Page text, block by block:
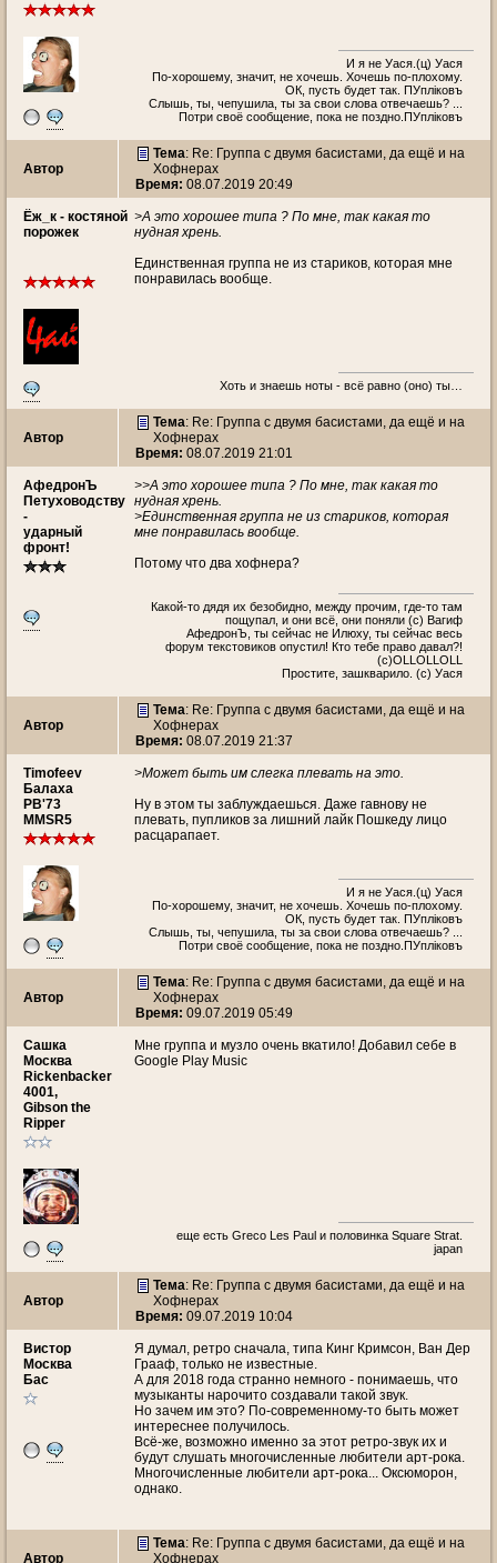
И я не Уася.(ц) Уася
По-хорошему, значит, не хочешь. Хочешь по-плохому.
ОК, пусть будет так. ПУплiковъ
Слышь, ты, чепушила, ты за свои слова отвечаешь? ...
Потри своё сообщение, пока не поздно.ПУплiковъ
Автор
Тема: Re: Группа с двумя басистами, да ещё и на
Хофнерах
Время: 08.07.2019 20:49
Ёж_к - костяной
порожек
>А это хорошее типа ? По мне, так какая то
нудная хрень.
Единственная группа не из стариков, которая мне
понравилась вообще.
Хоть и знаешь ноты - всё равно (оно) ты…
Автор
Тема: Re: Группа с двумя басистами, да ещё и на
Хофнерах
Время: 08.07.2019 21:01
АфедронЪ
Петуховодству
-
ударный
фронт!
>>А это хорошее типа ? По мне, так какая то
нудная хрень.
>Единственная группа не из стариков, которая
мне понравилась вообще.
Потому что два хофнера?
Какой-то дядя их безобидно, между прочим, где-то там
пощупал, и они всё, они поняли (с) Вагиф
АфедронЪ, ты сейчас не Илюху, ты сейчас весь
форум текстовиков опустил! Кто тебе право давал?!
(с)ОLLOLLOLL
Простите, зашкварило. (с) Уася
Автор
Тема: Re: Группа с двумя басистами, да ещё и на
Хофнерах
Время: 08.07.2019 21:37
Timofeev
Балаха
PB'73
MMSR5
>Может быть им слегка плевать на это.
Ну в этом ты заблуждаешься. Даже гавнову не
плевать, пупликов за лишний лайк Пошкеду лицо
расцарапает.
И я не Уася.(ц) Уася
По-хорошему, значит, не хочешь. Хочешь по-плохому.
ОК, пусть будет так. ПУплiковъ
Слышь, ты, чепушила, ты за свои слова отвечаешь? ...
Потри своё сообщение, пока не поздно.ПУплiковъ
Автор
Тема: Re: Группа с двумя басистами, да ещё и на
Хофнерах
Время: 09.07.2019 05:49
Сашка
Москва
Rickenbacker
4001,
Gibson the
Ripper
Мне группа и музло очень вкатило! Добавил себе в
Google Play Music
еще есть Greco Les Paul и половинка Square Strat.
japan
Автор
Тема: Re: Группа с двумя басистами, да ещё и на
Хофнерах
Время: 09.07.2019 10:04
Вистор
Москва
Бас
Я думал, ретро сначала, типа Кинг Кримсон, Ван Дер
Грааф, только не известные.
А для 2018 года странно немного - понимаешь, что
музыканты нарочито создавали такой звук.
Но зачем им это? По-современному-то быть может
интереснее получилось.
Всё-же, возможно именно за этот ретро-звук их и
будут слушать многочисленные любители арт-рока.
Многочисленные любители арт-рока... Оксюморон,
однако.
Автор
Тема: Re: Группа с двумя басистами, да ещё и на
Хофнерах